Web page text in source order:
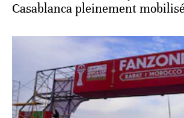
Casablanca pleinement